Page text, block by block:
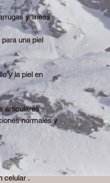
y líneas
una piel
y la piel en
articulares .
normales y
celular .